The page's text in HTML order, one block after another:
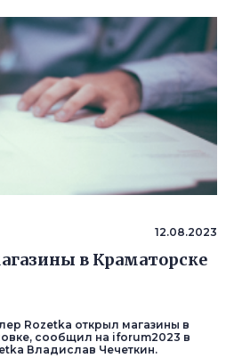
12.08.2023
в Краматорске
Rozetka открыл магазины в
сообщил на iforum2023 в
Владислав Чечеткин.